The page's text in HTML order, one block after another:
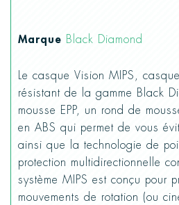
Marque Black Diamond
Le casque Vision MIPS,
résistant de la gamme Black
mousse EPP, un rond de
en ABS qui permet de vous
ainsi que la technologie de
protection multidirectionnelle
système MIPS est conçu pour
mouvements de rotation (ou